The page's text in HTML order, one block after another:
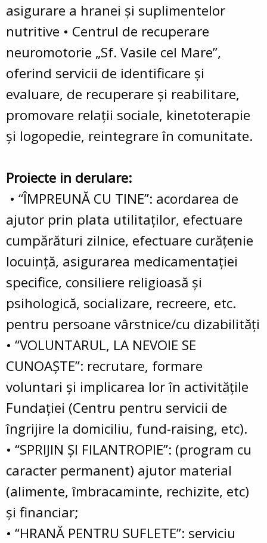
asigurare a hranei şi suplimentelor
nutritive • Centrul de recuperare
neuromotorie „Sf. Vasile cel Mare”,
oferind servicii de identificare şi
evaluare, de recuperare şi reabilitare,
promovare relaţii sociale, kinetoterapie
şi logopedie, reintegrare în comunitate.
Proiecte in derulare:
• “ÎMPREUNĂ CU TINE”: acordarea de
ajutor prin plata utilitaţilor, efectuare
cumpărături zilnice, efectuare curăţenie
locuinţă, asigurarea medicamentaţiei
specifice, consiliere religioasă şi
psihologică, socializare, recreere, etc.
pentru persoane vârstnice/cu dizabilităţi
• “VOLUNTARUL, LA NEVOIE SE
CUNOAŞTE”: recrutare, formare
voluntari şi implicarea lor în activităţile
Fundaţiei (Centru pentru servicii de
îngrijire la domiciliu, fund-raising, etc).
• “SPRIJIN ŞI FILANTROPIE”: (program cu
caracter permanent) ajutor material
(alimente, îmbracaminte, rechizite, etc)
şi financiar;
• “HRANĂ PENTRU SUFLETE”: serviciu